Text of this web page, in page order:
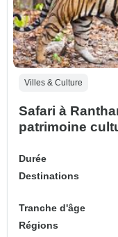
Villes & Culture
Safari à
patrimoine
Durée
Destinations
Tranche d'âge
Régions